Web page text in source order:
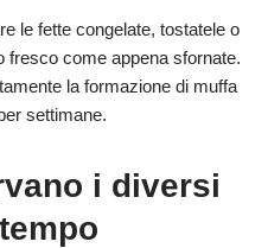
le fette congelate, tostatele o
fresco come appena sfornate.
la formazione di muffa
settimane.
i diversi